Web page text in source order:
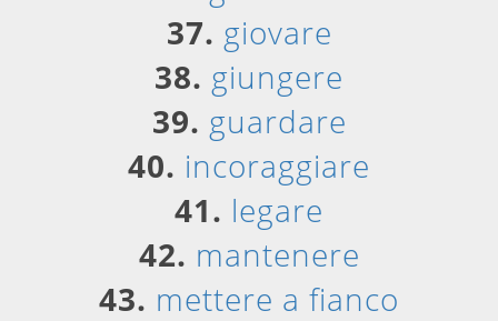
37. giovare
38. giungere
39. guardare
40. incoraggiare
41. legare
42. mantenere
43. mettere a fianco